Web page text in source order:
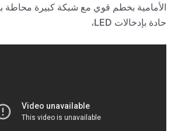
الأمامية بخطم قوي مع شبكة كبيرة محاطة
حادة بإدخالات LED،